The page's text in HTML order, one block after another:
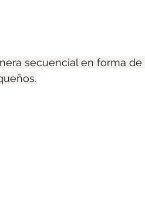
secuencial en forma de